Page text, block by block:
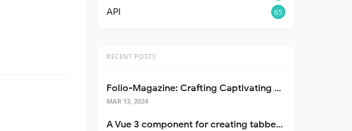
API 65
RECENT POSTS
Folio-Magazine: Crafting Captivating Portfolios with Nuxt 3
MAR 13, 2024
A Vue 3 component for creating tabbed interfaces easily